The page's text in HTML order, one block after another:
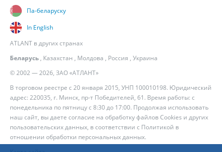
© 2002 — 2026, ЗАО «АТЛАНТ»
В торговом реестре с 20 января 2015, УНП 100010198. Юридический
адрес: 220035, г. Минск, пр-т Победителей, 61. Время работы: с
понедельника по пятницу с 8:30 до 17:00. Продолжая использовать
наш сайт, вы даете согласие на обработку файлов Cookies и других
пользовательских данных, в соответствии с Политикой в
отношении обработки персональных данных.
Па-беларуску
In English
ATLANT в других странах
Беларусь , Казахстан , Молдова , Россия , Украина